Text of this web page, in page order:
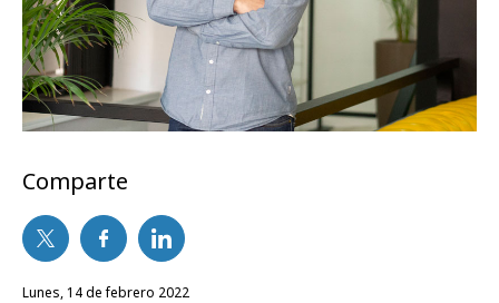
Comparte
lunes, 14 de febrero 2022